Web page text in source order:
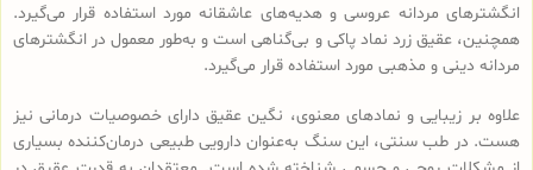
انگشترهای مردانه عروسی و هدیه‌های عاشقانه مورد استفاده قرار می‌گیرد.
همچنین، عقیق زرد نماد پاکی و بی‌گناهی است و به‌طور معمول در انگشترهای
مردانه دینی و مذهبی مورد استفاده قرار می‌گیرد.
علاوه بر زیبایی و نمادهای معنوی، نگین عقیق دارای خصوصیات درمانی نیز
هست. در طب سنتی، این سنگ به‌عنوان دارویی طبیعی درمان‌کننده بسیاری